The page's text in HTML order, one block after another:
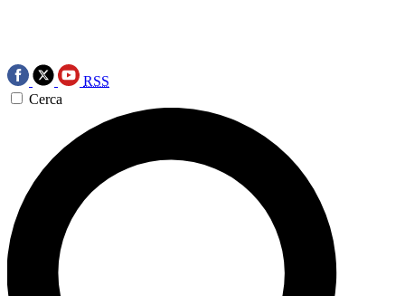
RSS
Cerca